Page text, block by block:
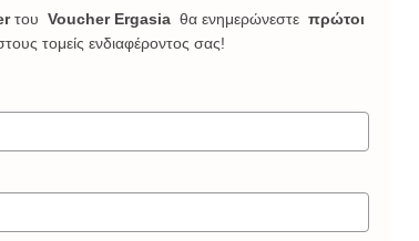
του Voucher Ergasia θα ενημερώνεστε πρώτοι
τομείς ενδιαφέροντος σας!